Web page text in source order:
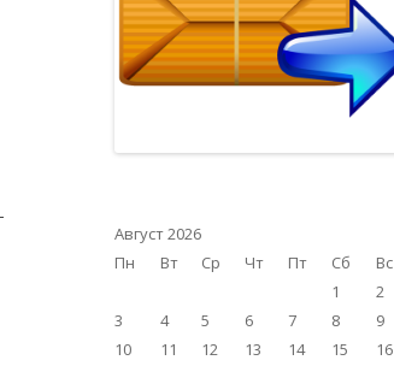
Август 2026
Пн
Вт Ср Чт Пт Сб
Вс
1
2
3
4 5 6 7 8
9
10
11 12 13 14 15
16